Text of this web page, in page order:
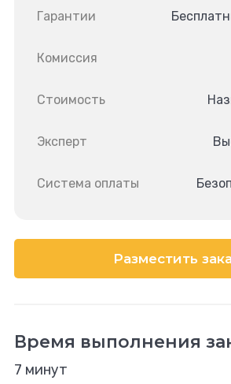
Гарантии
Комиссия
Стоимость
Эксперт
Система оплаты
Разместить
Время выполнения
7 минут